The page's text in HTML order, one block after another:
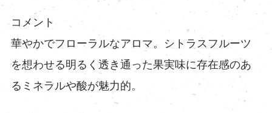
コメント
華やかでフローラルなアロマ。シトラスフルーツ
を想わせる明るく透き通った果実味に存在感のあ
るミネラルや酸が魅力的。